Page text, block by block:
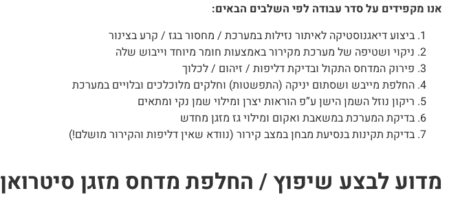
אנו מקפידים על סדר עבודה לפי השלבים הבאים:
ביצוע דיאגנוסטיקה לאיתור נזילות במערכת / מחסור בגז / קרע בצינור
ניקוי ושטיפה של מערכת מקירור באמצעות חומר מיוחד וייבוש שלה
פירוק המדחס התקול ובדיקת דליפות / זיהום / לכלוך
החלפת מייבש ושסתום יניקה (התפשטות) וחלקים מלוכלכים ובלויים במערכת
ריקון נוזל השמן הישן ע”פ הוראות יצרן ומילוי שמן נקי ומתאים
בדיקת המערכת במשאבת ואקום ומילוי גז מזגן מחדש
בדיקת תקינות בנסיעת מבחן במצב קירור (נוודא שאין דליפות והקירור מושלם!)
מדוע לבצע שיפוץ / החלפת מדחס מזגן סיטרואן DS3 קבריולה ב-ACForCars?